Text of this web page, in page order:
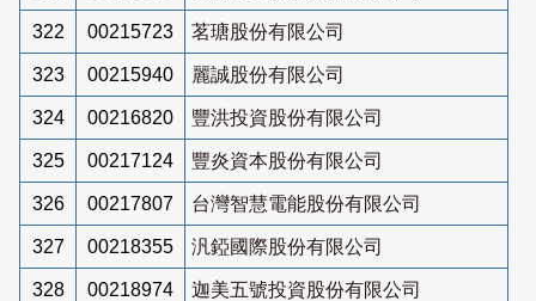
322 00215723 茗瑭股份有限公司
323 00215940 麗誠股份有限公司
324 00216820 豐洪投資股份有限公司
325 00217124 豐炎資本股份有限公司
326 00217807 台灣智慧電能股份有限公司
327 00218355 汎錏國際股份有限公司
328 00218974 迦美五號投資股份有限公司